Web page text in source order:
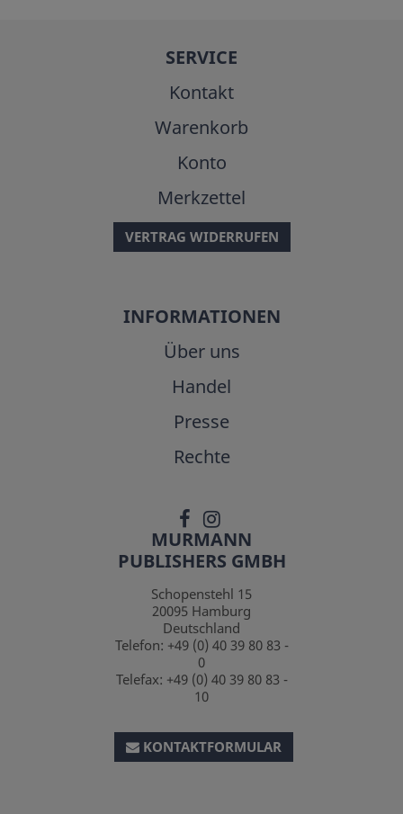
SERVICE
Kontakt
Warenkorb
Konto
Merkzettel
VERTRAG WIDERRUFEN
INFORMATIONEN
Über uns
Handel
Presse
Rechte
MURMANN
PUBLISHERS GMBH
Schopenstehl 15
20095 Hamburg
Deutschland
Telefon: +49 (0) 40 39 80 83 -
0
Telefax: +49 (0) 40 39 80 83 -
10
KONTAKTFORMULAR